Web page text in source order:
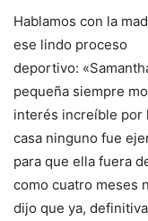
Hablamos con la
ese lindo proceso
deportivo:
pequeña siempre
interés increíble por
casa ninguno fue
para que ella fuera
como cuatro meses
dijo que ya,